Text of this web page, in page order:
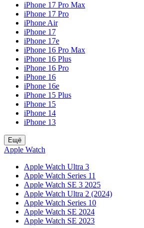
iPhone 17 Pro Max
iPhone 17 Pro
iPhone Air
iPhone 17
iPhone 17e
iPhone 16 Pro Max
iPhone 16 Plus
iPhone 16 Pro
iPhone 16
iPhone 16e
iPhone 15 Plus
iPhone 15
iPhone 14
iPhone 13
Ещё
Apple Watch
Apple Watch Ultra 3
Apple Watch Series 11
Apple Watch SE 3 2025
Apple Watch Ultra 2 (2024)
Apple Watch Series 10
Apple Watch SE 2024
Apple Watch SE 2023